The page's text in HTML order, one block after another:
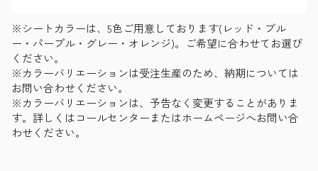
※シートカラーは、5色ご用意しております(レッド・ブル
ー・パープル・グレー・オレンジ)。ご希望に合わせてお選び
ください。
※カラーバリエーションは受注生産のため、納期については
お問い合わせください。
※カラーバリエーションは、予告なく変更することがありま
す。詳しくはコールセンターまたはホームページへお問い合
わせください。